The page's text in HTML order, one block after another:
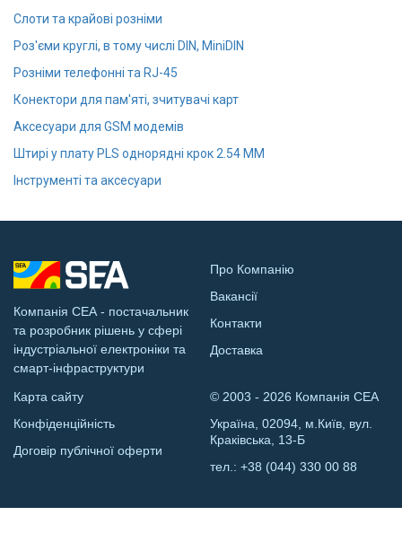
Блог
Слоти та крайові розніми
Роз'єми круглі, в тому числі DIN, MiniDIN
Розніми телефонні та RJ-45
Конектори для пам'яті, зчитувачі карт
Аксесуари для GSM модемів
Штирі у плату PLS однорядні крок 2.54 ММ
Інструменті та аксесуари
Компанія СЕА - постачальник
та розробник рішень у сфері
індустріальної електроніки та
смарт-інфраструктури
Про Компанію
Вакансії
Контакти
Доставка
Карта сайту
Конфіденційність
Договір публічної оферти
© 2003 - 2026 Компанія СЕА
Україна, 02094, м.Київ, вул.
Краківська, 13-Б
тел.: +38 (044) 330 00 88